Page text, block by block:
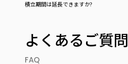
積立期間は延長できますか?
よくあるご質問
FAQ